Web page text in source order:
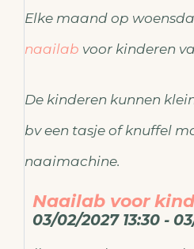
Elke maand op
naailab voor kinderen
De kinderen kunnen
bv een tasje of knuffel
naaimachine.
Naailab voor
03/02/2027 13:30 -